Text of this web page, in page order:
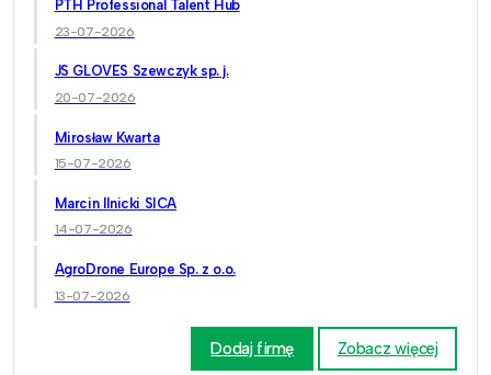
PTH Professional Talent Hub
23-07-2026
JS GLOVES Szewczyk sp. j.
20-07-2026
Mirosław Kwarta
15-07-2026
Marcin Ilnicki SICA
14-07-2026
AgroDrone Europe Sp. z o.o.
13-07-2026
Dodaj firmę Zobacz więcej